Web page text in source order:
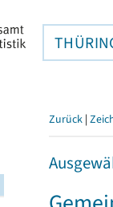
Zurück |